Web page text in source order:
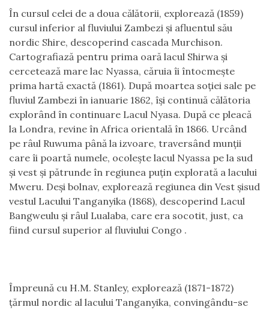
În cursul celei de a doua călătorii, explorează (1859)
cursul inferior al fluviului Zambezi şi afluentul său
nordic Shire, descoperind cascada Murchison.
Cartografiază pentru prima oară lacul Shirwa şi
cercetează mare lac Nyassa, căruia îi întocmeşte
prima hartă exactă (1861). După moartea soţiei sale pe
fluviul Zambezi în ianuarie 1862, îşi continuă călătoria
explorând în continuare Lacul Nyasa. După ce pleacă
la Londra, revine în Africa orientală în 1866. Urcând
pe râul Ruwuma până la izvoare, traversând munţii
care îi poartă numele, ocoleşte lacul Nyassa pe la sud
şi vest şi pătrunde în regiunea puţin explorată a lacului
Mweru. Deşi bolnav, explorează regiunea din Vest şisud
vestul Lacului Tanganyika (1868), descoperind Lacul
Bangweulu şi râul Lualaba, care era socotit, just, ca
fiind cursul superior al fluviului Congo .
Împreună cu H.M. Stanley, explorează (1871-1872)
ţărmul nordic al lacului Tanganyika, convingându-se